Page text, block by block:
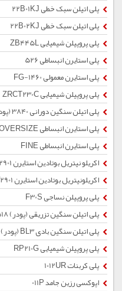
پلی اتیلن سبک خطی 22B01KJ
پلی اتیلن سبک خطی 22B02KJ
پلی پروپیلن شیمیایی ZB445L
پلی استایرن انبساطی 526
پلی استایرن معمولی 1460-FG
پلی پروپیلن شیمیایی ZRCT230C
پلی اتیلن سنگین دورانی 3840 (پودر)
پلی استایرن انبساطی OVERSIZE
پلی استایرن انبساطی FINE
اکریلو نیتریل بوتادین استایرن SV0157W2901
اکریلونیتریل بوتادین استایرن SV0157W2901
پلی پروپیلن نساجی F30S
پلی اتیلن سنگین تزریقی (پودر) 52518
پلی اتیلن سنگین بادی BL3 (پودر)
پلی پروپیلن شیمیایی RP210G
پلی کربنات 1012UR
اپوکسی رزین جامد 011P